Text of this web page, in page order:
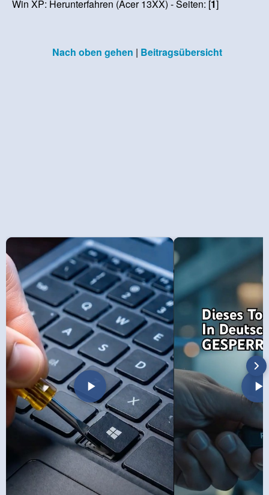
Win XP: Herunterfahren (Acer 13XX) - Seiten: [1]
Nach oben gehen | Beitragsübersicht